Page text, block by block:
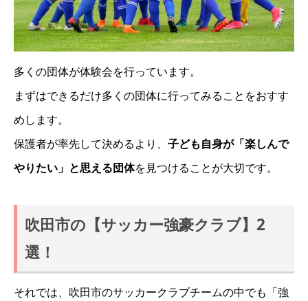
多くの団体が体験会を行っています。
まずはできるだけ多くの団体に行ってみることをおすす
めします。
保護者が率先して決めるより、 子ども自身が「楽しんで
やりたい」と思える団体を見つけることが大切です。
吹田市の【サッカー強豪クラブ】2
選！
それでは、吹田市のサッカークラブチームの中でも「強